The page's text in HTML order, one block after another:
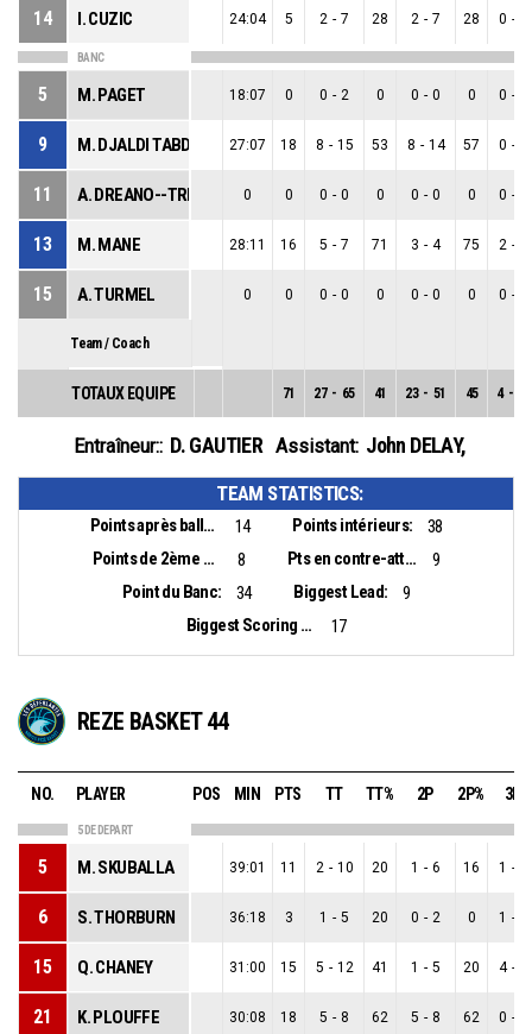
14 I. CUZIC 24:04 5 2 - 7 28 2 - 7 28 0 -
BANC
5 M. PAGET 18:07 0 0 - 2 0 0 - 0 0 0 -
9 M. DJALDI TABDI 27:07 18 8 - 15 53 8 - 14 57 0 -
11 0 0 0 - 0 0 0 - 0 0 0 -
13 M. MANE 28:11 16 5 - 7 71 3 - 4 75 2 -
15 A. TURMEL 0 0 0 - 0 0 0 - 0 0 0 -
Team / Coach
TOTAUX EQUIPE 71 27 - 65 41 23 - 51 45 4 -
Entraîneur:: D. GAUTIER Assistant: John DELAY,
TEAM STATISTICS:
Points après balles perdues: 14 Points intérieurs:
38
Points de 2ème chance:
8 Pts en contre-attaque:
9
Point du Banc:
34 Biggest Lead:
9
Biggest Scoring Run:
17
REZE BASKET 44
NO. PLAYER POS MIN PTS TT TT% 2P 2P% 3P
5 DE DEPART
5 M. SKUBALLA 39:01 11 2 - 10 20 1 - 6 16 1 -
6 S. THORBURN 36:18 3 1 - 5 20 0 - 2 0 1 -
15 Q. CHANEY 31:00 15 5 - 12 41 1 - 5 20 4 -
21 K. PLOUFFE 30:08 18 5 - 8 62 5 - 8 62 0 -